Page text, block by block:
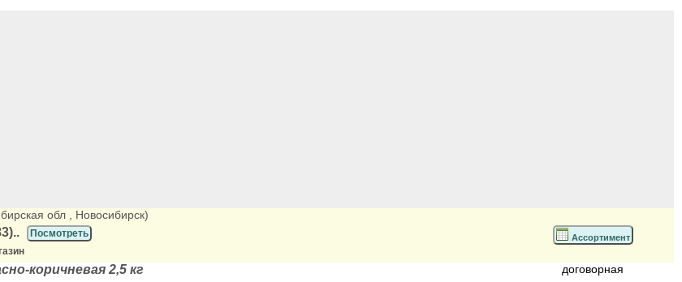
обл , Новосибирск)
Посмотреть
Ассортимент
коричневая 2,5 кг договорная